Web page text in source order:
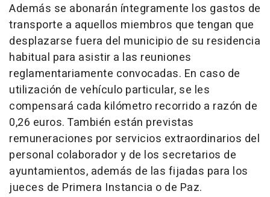
Además se abonarán íntegramente los gastos de
transporte a aquellos miembros que tengan que
desplazarse fuera del municipio de su residencia
habitual para asistir a las reuniones
reglamentariamente convocadas. En caso de
utilización de vehículo particular, se les
compensará cada kilómetro recorrido a razón de
0,26 euros. También están previstas
remuneraciones por servicios extraordinarios del
personal colaborador y de los secretarios de
ayuntamientos, además de las fijadas para los
jueces de Primera Instancia o de Paz.